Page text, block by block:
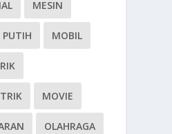
MESIN
MOBIL
MOVIE
OLAHRAGA